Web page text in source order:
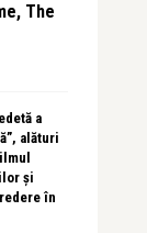
The
a
alături
și
în